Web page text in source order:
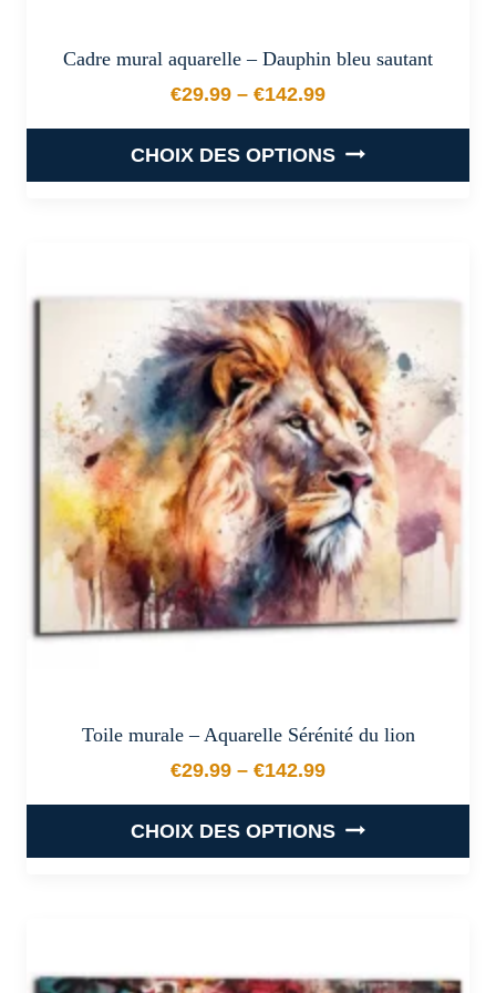
Cadre mural aquarelle – Dauphin bleu sautant
€29.99 – €142.99
Plage de prix : €29.99 à
CHOIX DES OPTIONS
variations.
Les
options
peuvent
être
choisies
sur
la
page
du
produit
Toile murale – Aquarelle Sérénité du lion
€29.99 – €142.99
Plage de prix : €29.99 à
CHOIX DES OPTIONS